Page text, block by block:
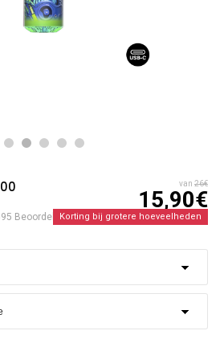
van 26€
15,90€
BeoordelingenKorting bij grotere hoeveelheden